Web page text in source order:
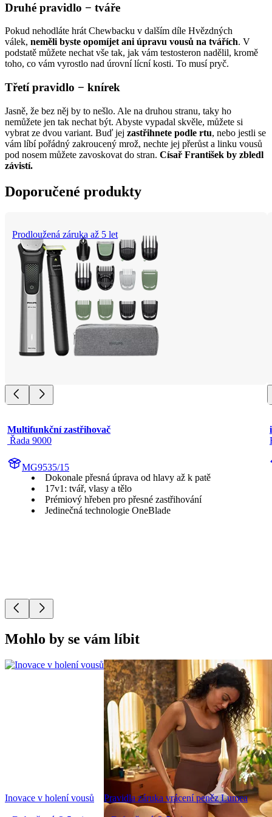
Druhé pravidlo − tváře
Pokud nehodláte hrát Chewbacku v dalším díle Hvězdných
válek, neměli byste opomíjet ani úpravu vousů na tvářích. V
podstatě můžete nechat vše tak, jak vám testosteron nadělil, kromě
toho, co vám vyrostlo nad úrovní lícní kosti. To musí pryč.
Třetí pravidlo − knírek
Jasně, že bez něj by to nešlo. Ale na druhou stranu, taky ho
nemůžete jen tak nechat být. Abyste vypadal skvěle, můžete si
vybrat ze dvou variant. Buď jej zastřihnete podle rtu, nebo jestli se
vám líbí pořádný zakroucený mrož, nechte jej přerůst a linku vousů
pod nosem můžete zavoskovat do stran. Císař František by zbledl
závistí.
Doporučené produkty
Prodloužená záruka až 5 let
Multifunkční zastřihovač
Řada 9000
MG9535/15
Dokonale přesná úprava od hlavy až k patě
17v1: tvář, vlasy a tělo
Prémiový hřeben pro přesné zastřihování
Jedinečná technologie OneBlade
Mohlo by se vám líbit
Inovace v holení vousů Pravidla záruka vrácení peněz Lumea